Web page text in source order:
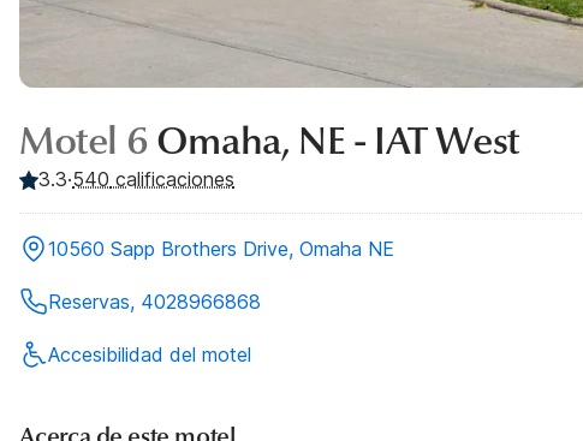
Motel 6 Omaha, NE - IAT West
3.3·540 calificaciones
10560 Sapp Brothers Drive, Omaha NE
Reservas, 4028966868
Accesibilidad del motel